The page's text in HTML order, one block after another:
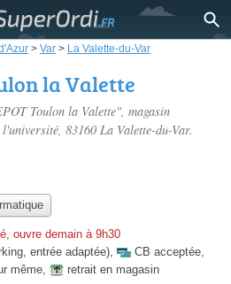
> Var > La Valette-du-Var
la Valette
Toulon la Valette", magasin
l'université, 83160 La Valette-du-Var.
ouvre demain à 9h30
entrée adaptée), CB acceptée,
même, retrait en magasin